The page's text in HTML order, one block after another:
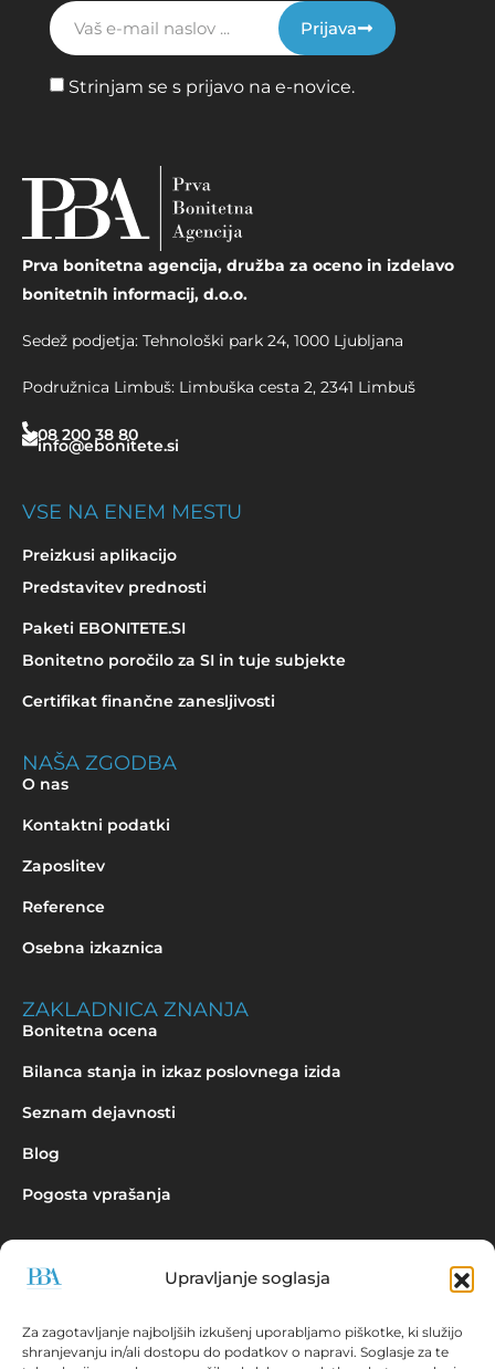
Upravljanje soglasja
Za zagotavljanje najboljših izkušenj uporabljamo piškotke, ki služijo
shranjevanju in/ali dostopu do podatkov o napravi. Soglasje za te
Strinjam se s prijavo na e-novice.
Prijava
Prva bonitetna agencija, družba za oceno in izdelavo
bonitetnih informacij, d.o.o.
Sedež podjetja: Tehnološki park 24, 1000 Ljubljana
Podružnica Limbuš: Limbuška cesta 2, 2341 Limbuš
08 200 38 80
info@ebonitete.si
VSE NA ENEM MESTU
Preizkusi aplikacijo
Predstavitev prednosti
Paketi EBONITETE.SI
Bonitetno poročilo za SI in tuje subjekte
Certifikat finančne zanesljivosti
NAŠA ZGODBA
O nas
Kontaktni podatki
Zaposlitev
Reference
Osebna izkaznica
ZAKLADNICA ZNANJA
Bonitetna ocena
Bilanca stanja in izkaz poslovnega izida
Seznam dejavnosti
Blog
Pogosta vprašanja
Povpraševanje